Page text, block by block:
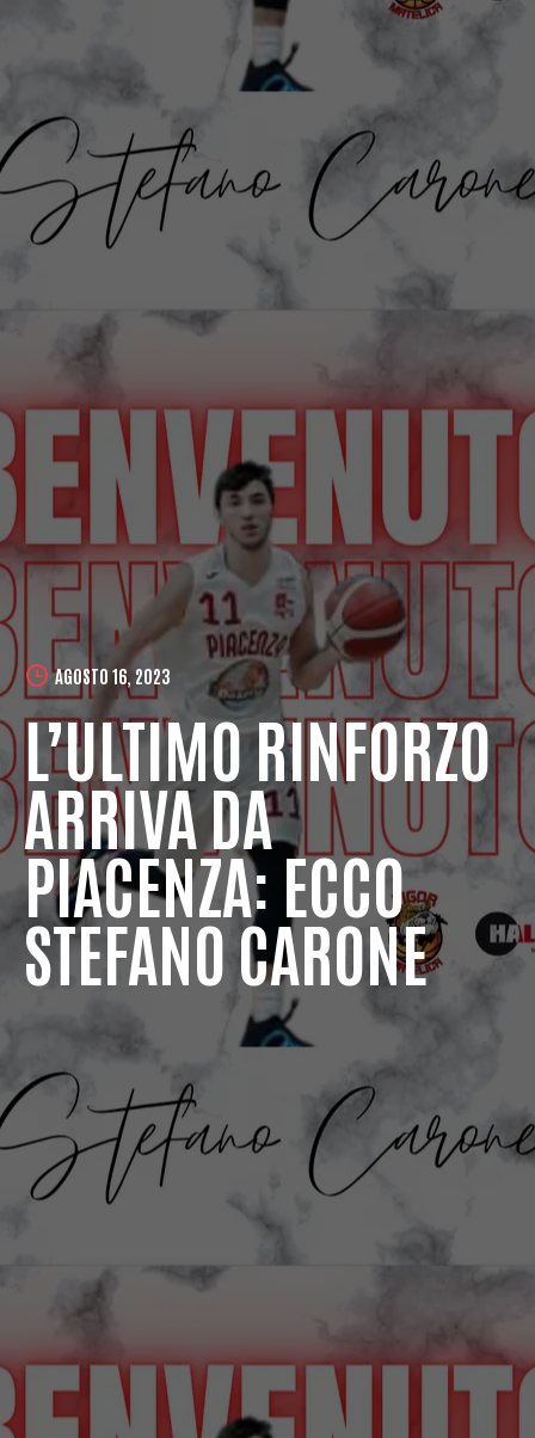
AGOSTO 16, 2023
L’ULTIMO RINFORZO
ARRIVA DA
PIACENZA: ECCO
STEFANO CARONE